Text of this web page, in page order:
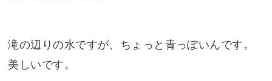
滝の辺りの水ですが、ちょっと青っぽいんです。
美しいです。